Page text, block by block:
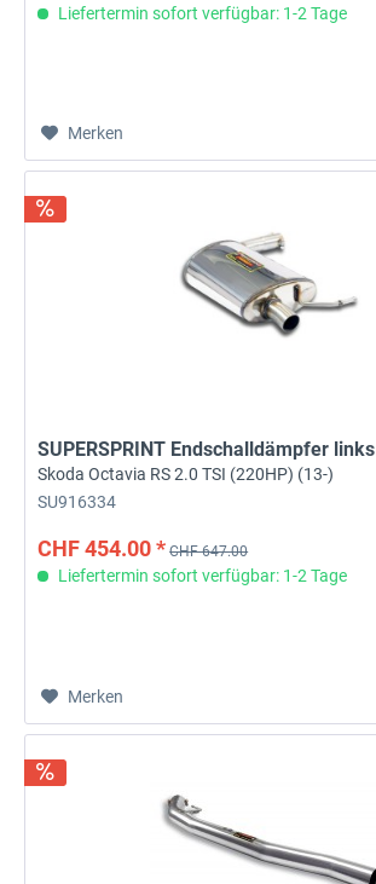
Liefertermin sofort verfügbar: 1-2 Tage
Merken
SUPERSPRINT Endschalldämpfer links
Skoda Octavia RS 2.0 TSI (220HP) (13-)
SU916334
CHF 454.00 * CHF 647.00
Liefertermin sofort verfügbar: 1-2 Tage
Merken